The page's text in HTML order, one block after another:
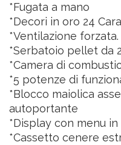
*Fugata a mano
*Decori in oro 24
*Ventilazione forzata.
*Serbatoio pellet da
*Camera di
*5 potenze di
*Blocco maiolica
autoportante
*Display con menu in
*Cassetto cenere